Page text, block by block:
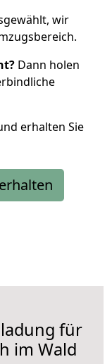
wir
Dann holen
erhalten Sie
für
im Wald